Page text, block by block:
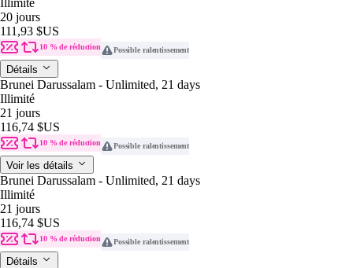
20 jours
111,93 $US
10 % de réduction Possible ralentissement
Détails
Brunei Darussalam - Unlimited, 21 days
Illimité
21 jours
116,74 $US
10 % de réduction Possible ralentissement
Voir les détails
Brunei Darussalam - Unlimited, 21 days
Illimité
21 jours
116,74 $US
10 % de réduction Possible ralentissement
Détails